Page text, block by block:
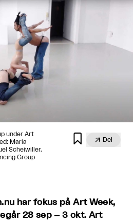
under Art
Maria
Scheiwiller.
Group
  Del
har fokus på Art Week,
28 sep – 3 okt. Art